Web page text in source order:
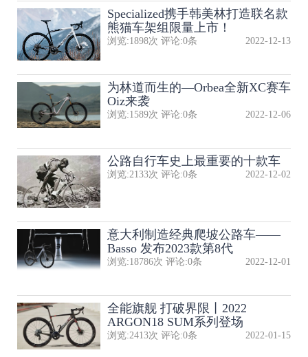
Specialized携手韩美林打造联名款
熊猫车架组限量上市！
浏览:1898次 评论:0条 2022-12-13
为林道而生的—Orbea全新XC赛车
Oiz来袭
浏览:1589次 评论:0条 2022-12-06
公路自行车史上最重要的十款车
浏览:2133次 评论:0条 2022-12-02
意大利制造经典爬坡公路车——
Basso 发布2023款第8代
浏览:18786次 评论:0条 2022-12-01
全能旗舰 打破界限丨2022
ARGON18 SUM系列登场
浏览:2413次 评论:0条 2022-01-15